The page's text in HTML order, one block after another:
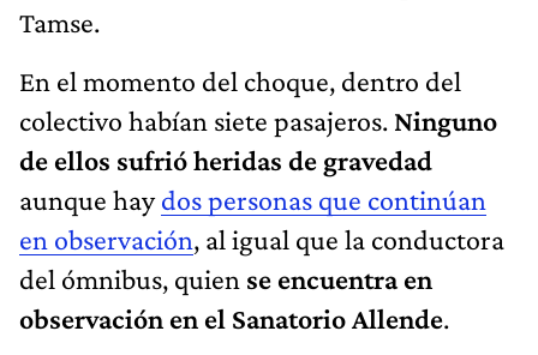
Tamse.
En el momento del choque, dentro del
colectivo habían siete pasajeros. Ninguno
de ellos sufrió heridas de gravedad
aunque haydos personas que continúan
en observación, al igual que la conductora
del ómnibus, quien se encuentra en
observación en el Sanatorio Allende.